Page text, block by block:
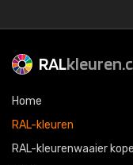
RAL
Home
RAL-kleuren
RAL-kleurenwaaier